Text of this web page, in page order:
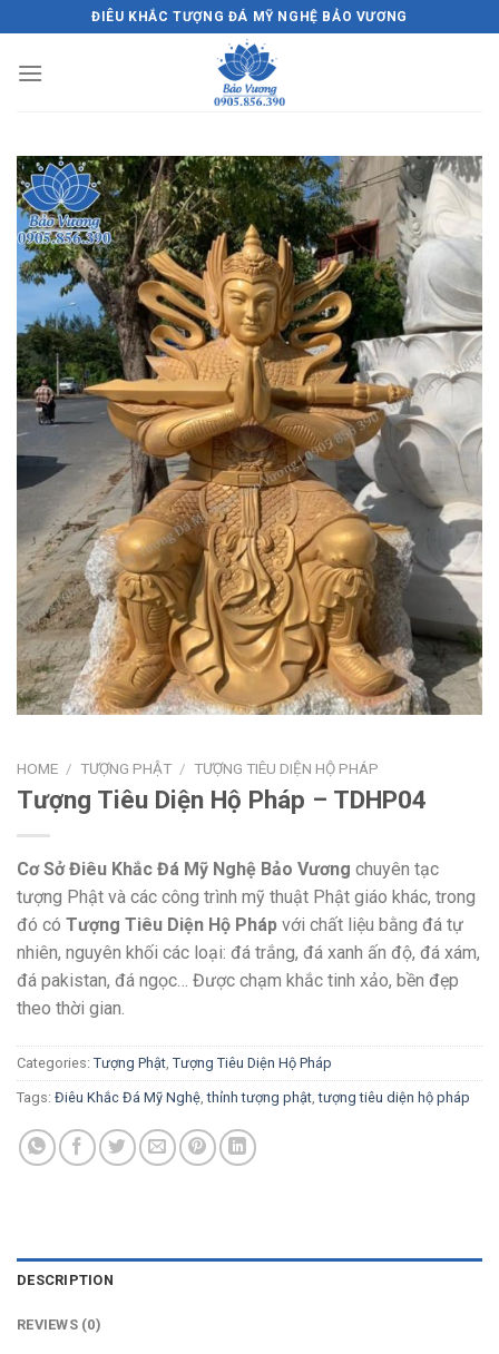
to
content
ĐIÊU KHẮC TƯỢNG ĐÁ MỸ NGHỆ BẢO VƯƠNG
HOME / TƯỢNG PHẬT / TƯỢNG TIÊU DIỆN HỘ PHÁP
Tượng Tiêu Diện Hộ Pháp – TDHP04
Cơ Sở Điêu Khắc Đá Mỹ Nghệ Bảo Vương chuyên tạc
tượng Phật và các công trình mỹ thuật Phật giáo khác, trong
đó có Tượng Tiêu Diện Hộ Pháp với chất liệu bằng đá tự
nhiên, nguyên khối các loại: đá trắng, đá xanh ấn độ, đá xám,
đá pakistan, đá ngọc… Được chạm khắc tinh xảo, bền đẹp
theo thời gian.
Categories: Tượng Phật, Tượng Tiêu Diện Hộ Pháp
Tags: Điêu Khắc Đá Mỹ Nghệ,thỉnh tượng phật,tượng tiêu diện hộ pháp
DESCRIPTION
REVIEWS (0)